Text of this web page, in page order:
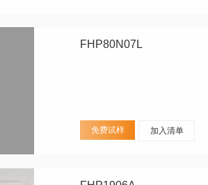
符合JEDEC标准，在环保
FHP80N07L
免费试样 加入清单